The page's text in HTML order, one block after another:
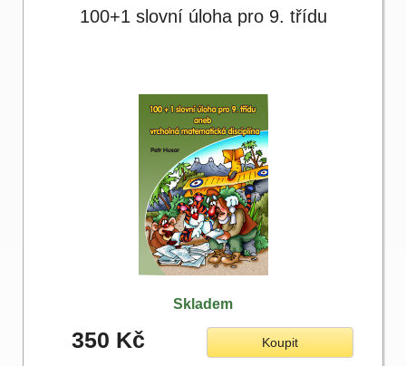
100+1 slovní úloha pro 9. třídu
Skladem
350 Kč Koupit